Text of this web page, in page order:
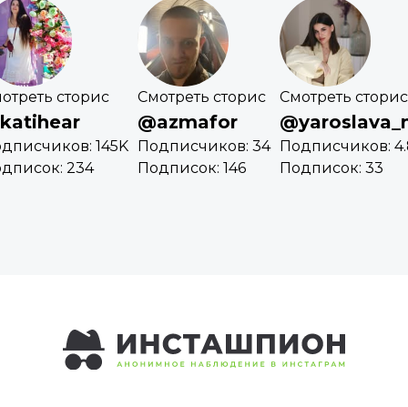
сторис
145K
234
Смотреть сторис
@azmafor
Подписчиков: 34
Подписок: 146
Смотреть сторис
Подписчиков:
Подписок: 33